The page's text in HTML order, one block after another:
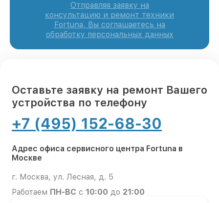
Отправляя заявку на
консультацию и ремонт техники
Fortuna, Вы соглашаетесь на
обработку персональных данных
Оставьте заявку на ремонт Вашего
устройства по телефону
+7 (495) 152-68-30
Адрес офиса сервисного центра Fortuna в
Москве
г. Москва, ул. Лесная, д. 5
Работаем ПН-ВС с 10:00 до 21:00